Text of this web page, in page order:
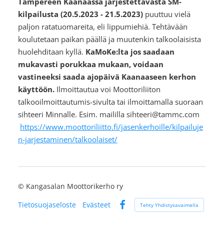
kilpailusta (20.5.2023 - 21.5.2023)puuttuu vielä
paljon ratatuomareita, eli lippumiehiä. Tehtävään
koulutetaan paikan päällä ja muutenkin talkoolaisista
huolehditaan kyllä. KaMoKe:lta jos saadaan
mukavasti porukkaa mukaan, voidaan
vastineeksi saada ajopäivä Kaanaaseen kerhon
käyttöön.Ilmoittautua voi Moottoriliiton
talkooilmoittautumis-sivulta tai ilmoittamalla suoraan
sihteeri Minnalle. Esim. maililla sihteeri@tammc.com
https://www.moottoriliitto.fi/jasenkerhoille/kilpailuje
n-jarjestaminen/talkoolaiset/
© Kangasalan Moottorikerho ry
Tietosuojaseloste
Evästeet
Facebook
Tehty Yhdistysavaimella